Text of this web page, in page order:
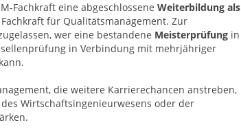
Fachkraft eine abgeschlossene Weiterbildung als
für Qualitätsmanagement. Zur
wer eine bestandene Meisterprüfung in
in Verbindung mit mehrjähriger
die weitere Karrierechancen anstreben,
des Wirtschaftsingenieurwesens oder der